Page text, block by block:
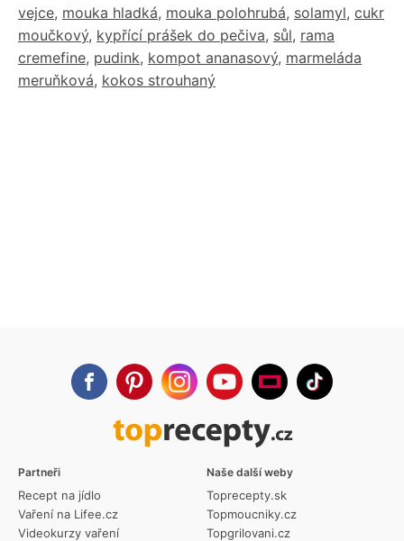
vejce, mouka hladká, mouka polohrubá, solamyl, cukr
moučkový, kypřící prášek do pečiva, sůl, rama
cremefine, pudink, kompot ananasový, marmeláda
meruňková, kokos strouhaný
Partneři
Recept na jídlo
Vaření na Lifee.cz
Videokurzy vaření
Naše další weby
Toprecepty.sk
Topmoucniky.cz
Topgrilovani.cz